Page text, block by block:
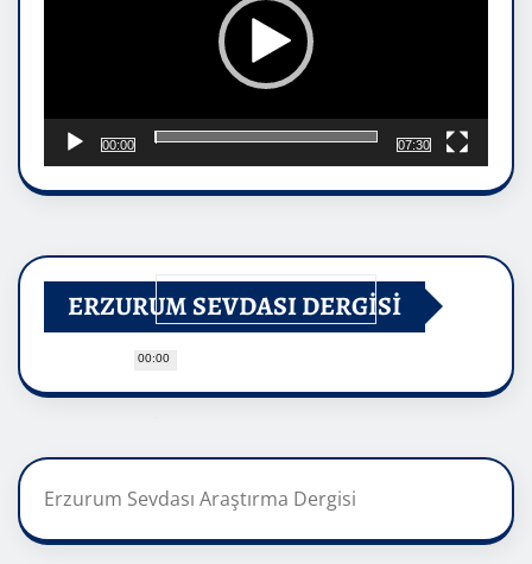
00:00
00:00
07:30
ERZURUM SEVDASI DERGİSİ
Erzurum Sevdası Araştırma Dergisi